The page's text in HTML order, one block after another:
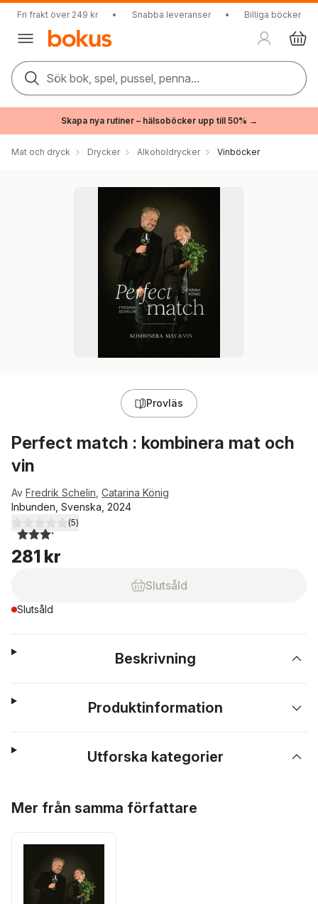
Fri frakt över 249 kr • Snabba leveranser • Billiga böcker
Sök bok, spel, pussel, penna...
Skapa nya rutiner – hälsoböcker upp till 50% →
Mat och dryck Drycker Alkoholdrycker Vinböcker
Provläs
Perfect match : kombinera mat och
vin
Av Fredrik Schelin Catarina König
Inbunden, Svenska, 2024
3,2utav 5 stjärnor. Totalt antal röster:
(5)
281 kr
Slutsåld
Slutsåld
Beskrivning
Produktinformation
Utforska kategorier
Mer från samma författare